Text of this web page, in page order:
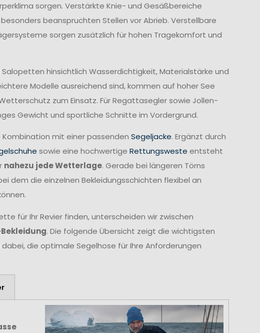
sorgen. Verstärkte Knie- und Gesäßbereiche
beanspruchten Stellen vor Abrieb. Verstellbare
sorgen zusätzlich für hohen Tragekomfort und
hinsichtlich Wasserdichtigkeit, Materialstärke und
Modelle ausreichend sind, kommen auf hoher See
zum Einsatz. Für Regattasegler sowie Jollen-
Gewicht und sportliche Schnitte im Vordergrund.
mit einer passenden Segeljacke. Ergänzt durch
sowie eine hochwertige Rettungsweste entsteht
nahezu jede Wetterlage. Gerade bei längeren Törns
dem die einzelnen Bekleidungsschichten flexibel an
für Ihr Revier finden, unterscheiden wir zwischen
. Die folgende Übersicht zeigt die wichtigsten
die optimale Segelhose für Ihre Anforderungen